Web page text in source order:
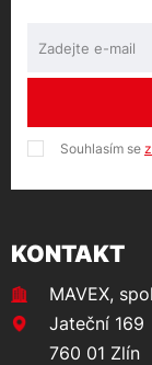
Souhlasím se
KONTAKT
MAVEX,
Jateční 169
760 01 Zlín